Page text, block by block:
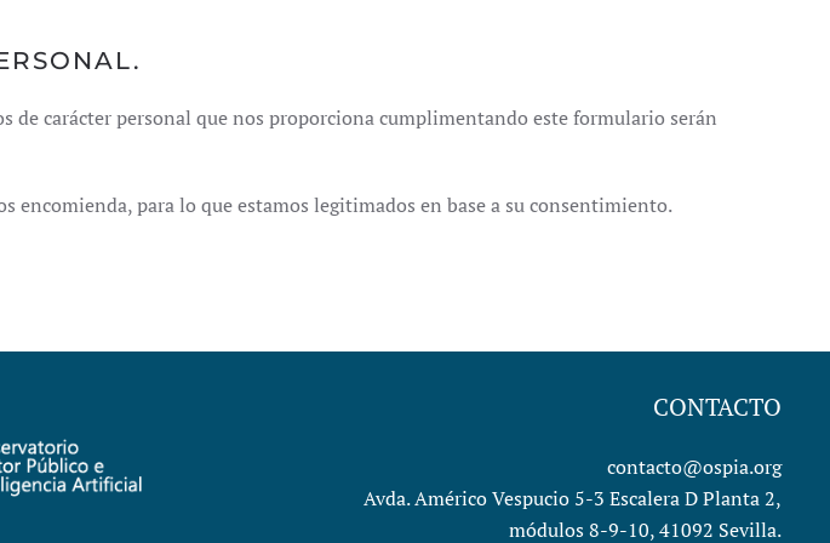
de carácter personal que nos proporciona cumplimentando este formulario serán
para lo que estamos legitimados en base a su consentimiento.
CONTACTO
contacto@ospia.org
Avda. Américo Vespucio 5-3 Escalera D Planta 2,
módulos 8-9-10, 41092 Sevilla.